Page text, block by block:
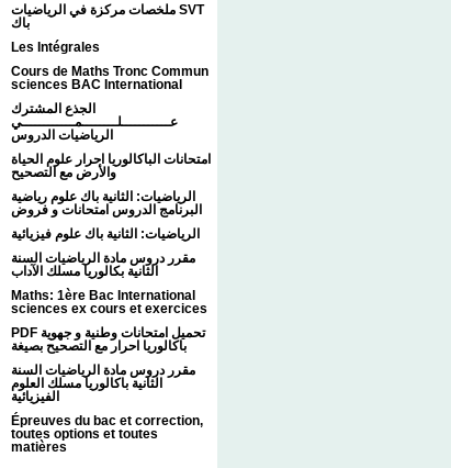
ملخصات مركزة في الرياضيات SVT
باك
Les Intégrales
Cours de Maths Tronc Commun
sciences BAC International
الجذع المشترك
عـــــــــــلــــــــمــــــــــــي
الرياضيات الدروس
امتحانات الباكالوريا احرار علوم الحياة
والأرض مع التصحيح
الرياضيات: الثانية باك علوم رياضية
البرنامج الدروس امتحانات و فروض
الرياضيات: الثانية باك علوم فيزيائية
مقرر دروس مادة الرياضيات السنة
الثانية بكالوريا مسلك الآداب
Maths: 1ère Bac International
sciences ex cours et exercices
PDF تحميل امتحانات وطنية و جهوية
باكالوريا احرار مع التصحيح بصيغة
مقرر دروس مادة الرياضيات السنة
الثانية باكالوريا مسلك العلوم
الفيزيائية
Épreuves du bac et correction,
toutes options et toutes
matières